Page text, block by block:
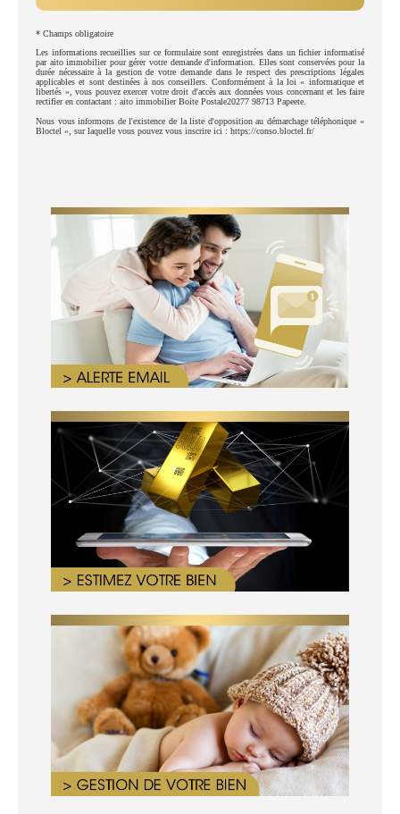
* Champs obligatoire
Les informations recueillies sur ce formulaire sont enregistrées dans un fichier informatisé
par aito immobilier pour gérer votre demande d'information. Elles sont conservées pour la
durée nécessaire à la gestion de votre demande dans le respect des prescriptions légales
applicables et sont destinées à nos conseillers. Conformément à la loi « informatique et
libertés », vous pouvez exercer votre droit d'accès aux données vous concernant et les faire
rectifier en contactant : aito immobilier Boite Postale20277 98713 Papeete.
Nous vous informons de l'existence de la liste d'opposition au démarchage téléphonique «
Bloctel », sur laquelle vous pouvez vous inscrire ici : https://conso.bloctel.fr/